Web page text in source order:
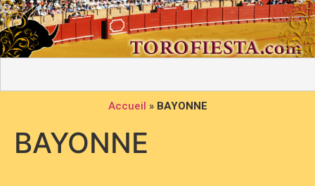
Accueil » BAYONNE
BAYONNE